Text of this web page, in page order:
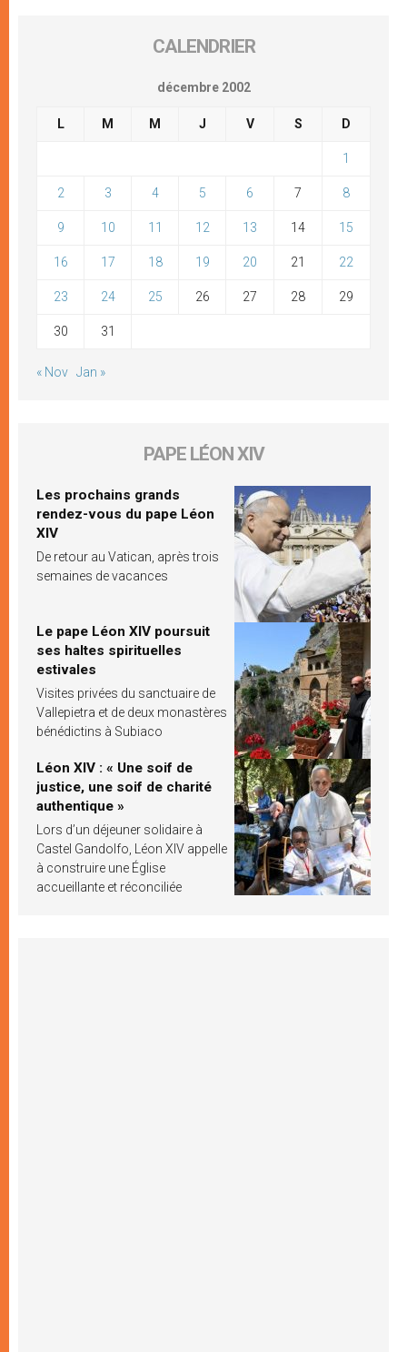
CALENDRIER
décembre 2002
L M M J V S D
1
2 3 4 5 6 7 8
9 10 11 12 13 14 15
16 17 18 19 20 21 22
23 24 25 26 27 28 29
30 31
« Nov Jan »
PAPE LÉON XIV
Les prochains grands
rendez-vous du pape Léon
XIV
De retour au Vatican, après trois
semaines de vacances
Le pape Léon XIV poursuit
ses haltes spirituelles
estivales
Visites privées du sanctuaire de
Vallepietra et de deux monastères
bénédictins à Subiaco
Léon XIV : « Une soif de
justice, une soif de charité
authentique »
Lors d’un déjeuner solidaire à
Castel Gandolfo, Léon XIV appelle
à construire une Église
accueillante et réconciliée